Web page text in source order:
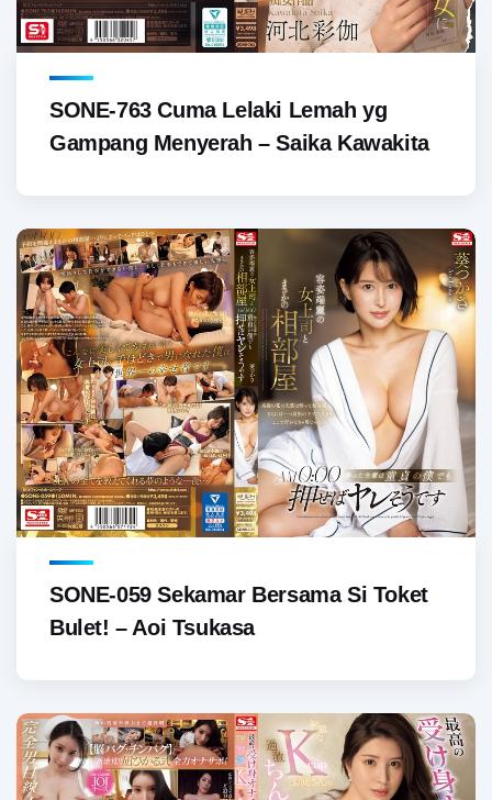
SONE-763 Cuma Lelaki Lemah yg
Gampang Menyerah – Saika Kawakita
SONE-059 Sekamar Bersama Si Toket
Bulet! – Aoi Tsukasa